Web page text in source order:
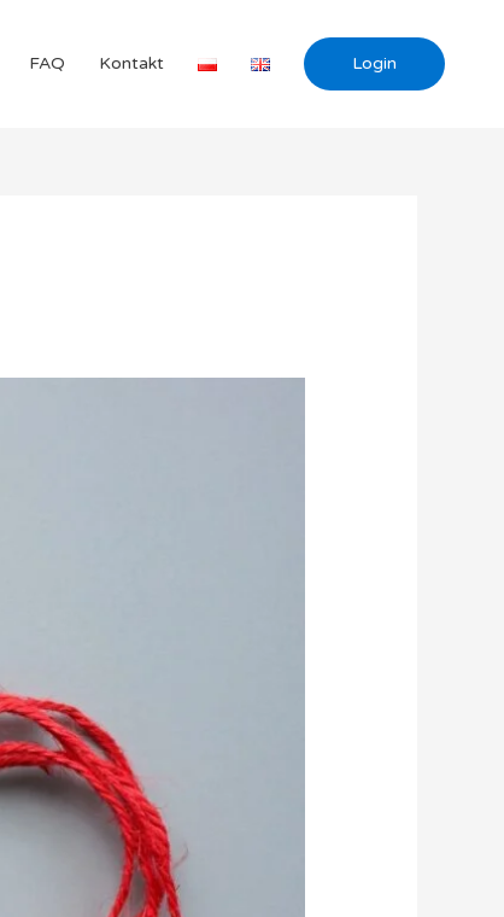
FAQ Kontakt Login